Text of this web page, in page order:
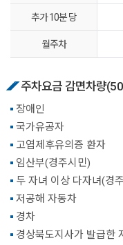
추가 10분 당
월주차
주차요금 감면차량
장애인
국가유공자
고엽제후유의증 환자
임산부(경주시민)
두 자녀 이상 다자녀(경
저공해 자동차
경차
경상북도지사가 발급한